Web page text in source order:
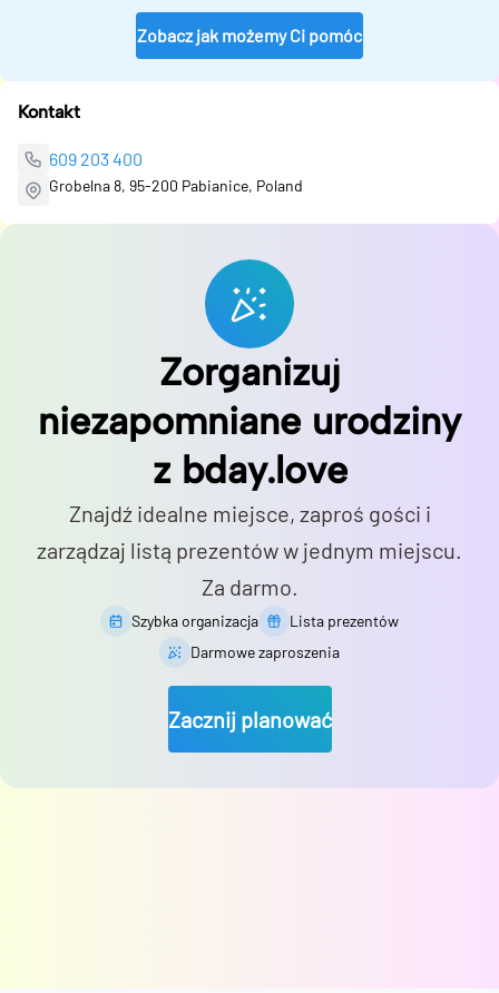
Zobacz jak możemy Ci pomóc
Kontakt
609 203 400
Grobelna 8, 95-200 Pabianice, Poland
Zorganizuj
niezapomniane urodziny
z bday.love
Znajdź idealne miejsce, zaproś gości i
zarządzaj listą prezentów w jednym miejscu.
Za darmo.
Szybka organizacja
Lista prezentów
Darmowe zaproszenia
Zacznij planować